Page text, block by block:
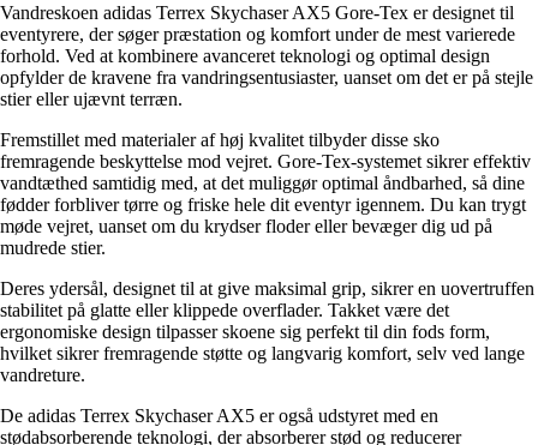
Vandreskoen adidas Terrex Skychaser AX5 Gore-Tex er designet til
eventyrere, der søger præstation og komfort under de mest varierede
forhold. Ved at kombinere avanceret teknologi og optimal design
opfylder de kravene fra vandringsentusiaster, uanset om det er på stejle
stier eller ujævnt terræn.
Fremstillet med materialer af høj kvalitet tilbyder disse sko
fremragende beskyttelse mod vejret. Gore-Tex-systemet sikrer effektiv
vandtæthed samtidig med, at det muliggør optimal åndbarhed, så dine
fødder forbliver tørre og friske hele dit eventyr igennem. Du kan trygt
møde vejret, uanset om du krydser floder eller bevæger dig ud på
mudrede stier.
Deres ydersål, designet til at give maksimal grip, sikrer en uovertruffen
stabilitet på glatte eller klippede overflader. Takket være det
ergonomiske design tilpasser skoene sig perfekt til din fods form,
hvilket sikrer fremragende støtte og langvarig komfort, selv ved lange
vandreture.
De adidas Terrex Skychaser AX5 er også udstyret med en
stødabsorberende teknologi, der absorberer stød og reducerer